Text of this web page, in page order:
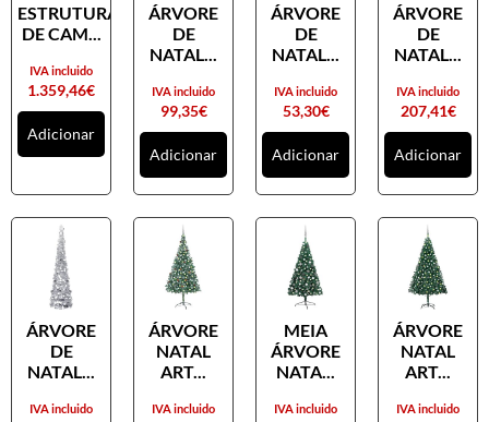
ESTRUTURA
DE CAM...
1.359,46€
IVA incluido
Adicionar
ÁRVORE
DE
NATAL...
99,35€
IVA incluido
Adicionar
ÁRVORE
DE
NATAL...
53,30€
IVA incluido
Adicionar
ÁRVORE
DE
NATAL...
207,41€
IVA incluido
Adicionar
ÁRVORE
DE
NATAL...
IVA incluido
ÁRVORE
NATAL
ART...
IVA incluido
MEIA
ÁRVORE
NATA...
IVA incluido
ÁRVORE
NATAL
ART...
IVA incluido